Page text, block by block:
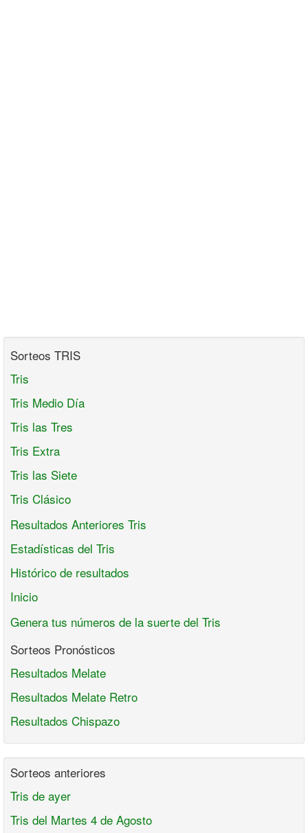
Sorteos TRIS
Tris
Tris Medio Día
Tris las Tres
Tris Extra
Tris las Siete
Tris Clásico
Resultados Anteriores Tris
Estadísticas del Tris
Histórico de resultados
Inicio
Genera tus números de la suerte del Tris
Sorteos Pronósticos
Resultados Melate
Resultados Melate Retro
Resultados Chispazo
Sorteos anteriores
Tris de ayer
Tris del Martes 4 de Agosto